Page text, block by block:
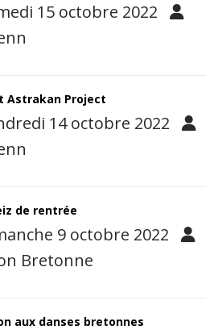
15 octobre 2022
Astrakan Project
14 octobre 2022
de rentrée
9 octobre 2022
Bretonne
aux danses bretonnes